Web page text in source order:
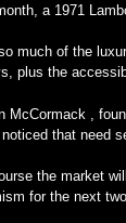
a 1971
much of the
plus the
McCormack ,
noticed that need
the market
for the next